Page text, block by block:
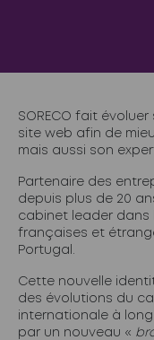
SORECO fait
site web afin de
mais aussi son
Partenaire des
depuis plus de 20
cabinet leader dans
françaises et
Portugal.
Cette nouvelle
des évolutions du
internationale à long
par un nouveau «